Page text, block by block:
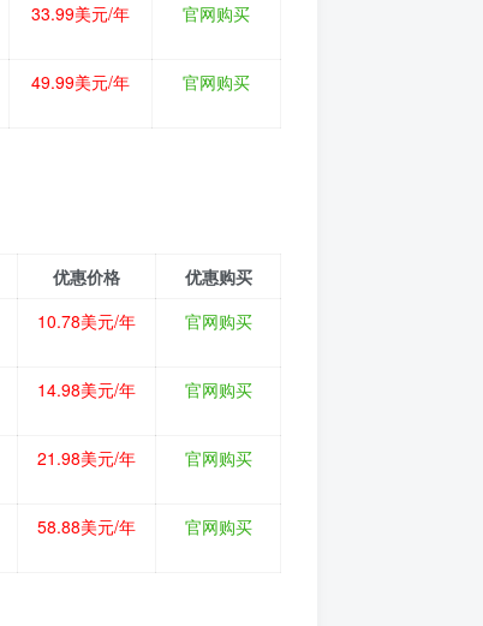
33.99美元/年 官网购买
49.99美元/年 官网购买
优惠价格
优惠购买
10.78美元/年 官网购买
14.98美元/年 官网购买
21.98美元/年 官网购买
58.88美元/年 官网购买